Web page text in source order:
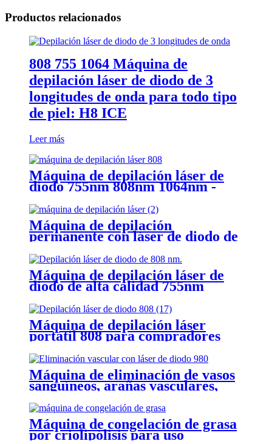
Productos relacionados
808 755 1064 Máquina de
depilación láser de diodo de 3
longitudes de onda para todo tipo
de piel: H8 ICE
Leer más
Máquina de depilación láser de
diodo 755nm 808nm 1064nm -
Máquina de depilación
permanente con láser de diodo de
808 nm - H12T
Máquina de depilación láser de
diodo de alta calidad 755nm
salones
Máquina de depilación láser
portátil 808 para compradores
(T26): ¡consígala ahora!
Máquina de eliminación de vasos
sanguíneos, arañas vasculares,
láser de diodo de 980nm,
eliminación vascular 980
Máquina de congelación de grasa
por criolipólisis para uso